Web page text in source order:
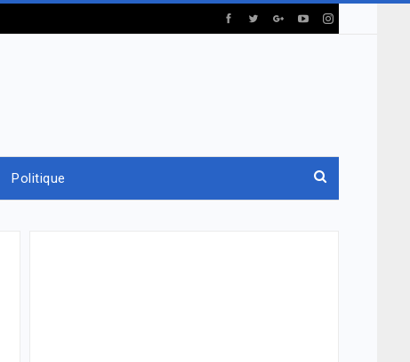
Politique